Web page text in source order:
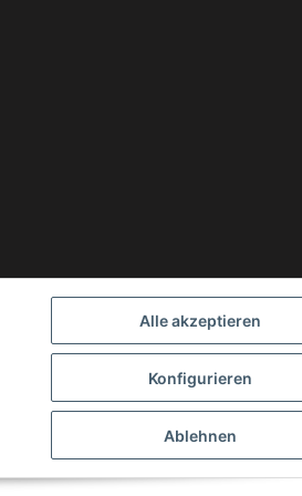
Alle akzeptieren
Konfigurieren
Ablehnen